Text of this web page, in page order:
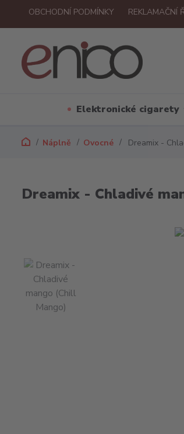
OBCHODNÍ PODMÍNKY REKLAMAČNÍ
Elektronické cigarety
Náplně Ovocné Dreamix -
Dreamix - Chladivé